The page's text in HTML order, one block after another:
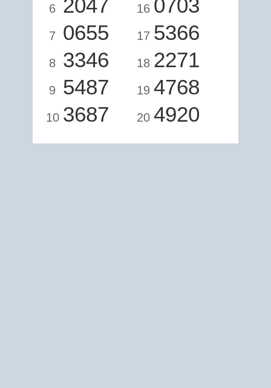
6 2047
7 0655
8 3346
9 5487
10 3687
16 0703
17 5366
18 2271
19 4768
20 4920